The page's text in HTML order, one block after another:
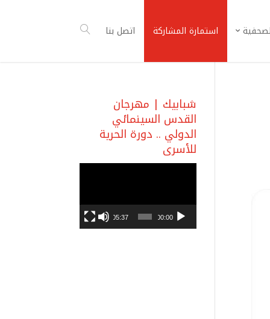
استمارة المشاركة اتصل بنا
شبابيك | مهرجان
القدس السينمائي
الدولي .. دورة الحرية
للأسرى
00:00
05:37